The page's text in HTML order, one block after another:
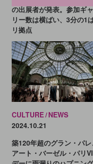
の出展者が発表。参加ギ
リー数は横ばい、3分の1
リ拠点
CULTURE NEWS
2024.10.21
築120年超のグラン・パレ、
アート・バーゼル・パリ